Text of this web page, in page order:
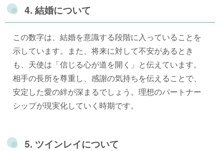
4. 結婚について
この数字は、結婚を意識する段階に入っていることを
示しています。また、将来に対して不安があるとき
も、天使は「信じる心が道を開く」と伝えています。
相手の長所を尊重し、感謝の気持ちを伝えることで、
安定した愛の絆が深まるでしょう。理想のパートナー
シップが現実化していく時期です。
5. ツインレイについて